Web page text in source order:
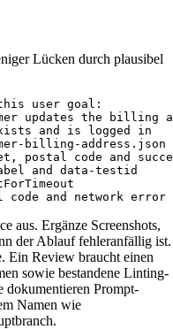
Lücken durch plausibel
user goal:
updates the billing
and is logged in
billing-address.json
postal code and
and data-testid
and network error
aus. Ergänze Screenshots,
der Ablauf fehleranfällig ist.
Ein Review braucht einen
sowie bestandene Linting-
dokumentieren Prompt-
Namen wie